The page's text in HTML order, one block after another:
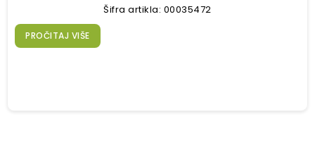
Šifra artikla: 00035472
PROČITAJ VIŠE